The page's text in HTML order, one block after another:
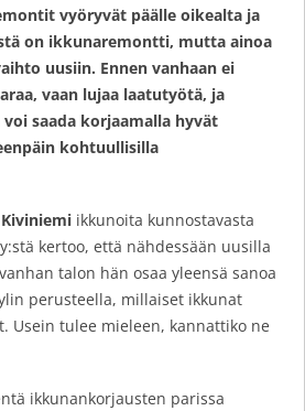
vyöryvät päälle oikealta ja
on ikkunaremontti, mutta ainoa
uusiin. Ennen vanhaan ei
vaan lujaa laatutyötä, ja
saada korjaamalla hyvät
kohtuullisilla
ikkunoita kunnostavasta
kertoo, että nähdessään uusilla
talon hän osaa yleensä sanoa
perusteella, millaiset ikkunat
Usein tulee mieleen, kannattiko ne
ikkunankorjausten parissa